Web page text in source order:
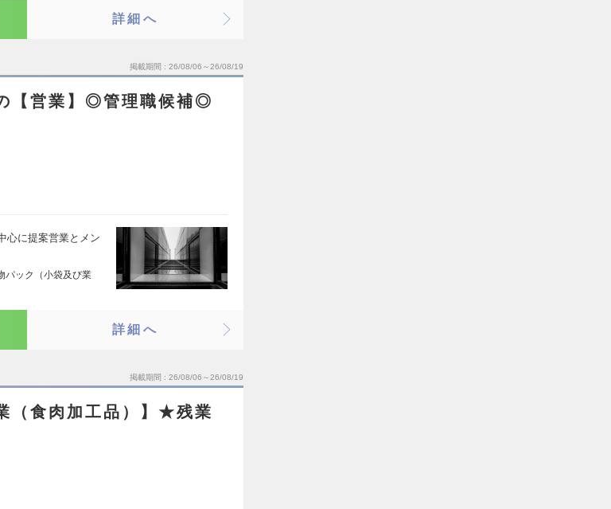
詳細へ
掲載期間 26/08/06～26/08/19
【営業】◎管理職候補◎
心に提案営業とメン
パック（小袋及び業
詳細へ
掲載期間 26/08/06～26/08/19
（食肉加工品）】★残業